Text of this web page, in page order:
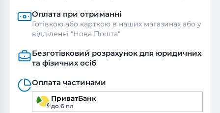
Оплата при отриманні
Готівкою або карткою в наших магазинах або у
відділенні "Нова Пошта"
Безготівковий розрахунок для юридичних
та фізичних осіб
Оплата частинами
ПриватБанк
до 6 пл